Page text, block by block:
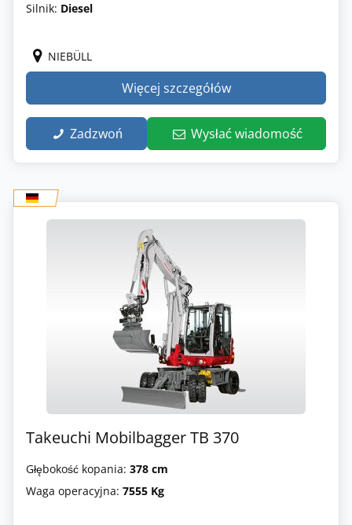
Silnik: Diesel
NIEBÜLL
Więcej szczegółów
Zadzwoń Wysłać wiadomość
Takeuchi Mobilbagger TB 370
Głębokość kopania: 378 cm
Waga operacyjna: 7555 Kg